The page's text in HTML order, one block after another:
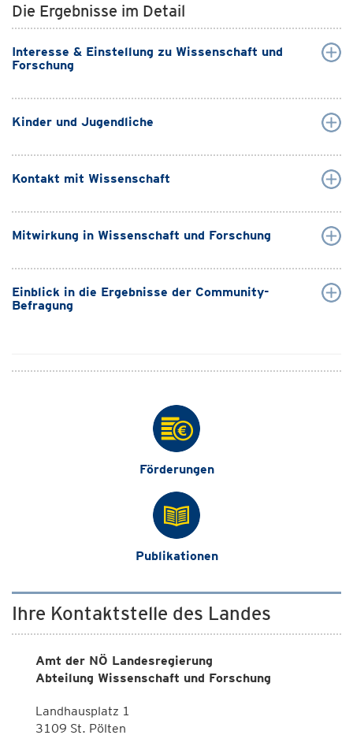
Die Ergebnisse im Detail
Interesse & Einstellung zu Wissenschaft und
Forschung
Kinder und Jugendliche
Kontakt mit Wissenschaft
Mitwirkung in Wissenschaft und Forschung
Einblick in die Ergebnisse der Community-
Befragung
Förderungen
Publikationen
Ihre Kontaktstelle des Landes
Amt der NÖ Landesregierung
Abteilung Wissenschaft und Forschung
Landhausplatz 1
3109 St. Pölten